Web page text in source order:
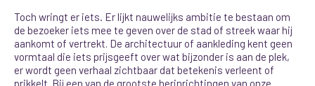
Toch wringt er iets. Er lijkt nauwelijks ambitie te bestaan om
de bezoeker iets mee te geven over de stad of streek waar hij
aankomt of vertrekt. De architectuur of aankleding kent geen
vormtaal die iets prijsgeeft over wat bijzonder is aan de plek,
er wordt geen verhaal zichtbaar dat betekenis verleent of
prikkelt. Bij een van de grootste herinrichtingen van onze